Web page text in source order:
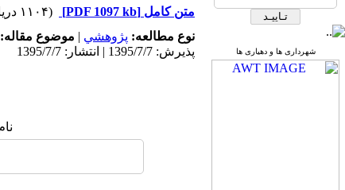
شهرداری ها و دهیاری ها
متن کامل [PDF 1097 kb]
(۱۱۰۴ دریافت)
نوع مطالعه: پژوهشي | موضوع مقاله:
پذیرش: 1395/7/7 | انتشار: 1395/7/7